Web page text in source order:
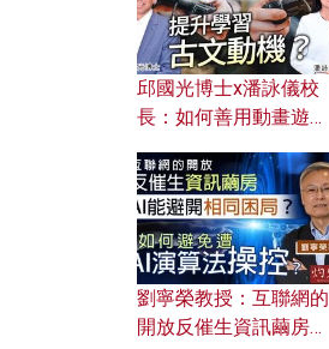
邱國光博士x潘詠儀校
長：如何善用動畫遊戲
劉寧榮教授：互聯網的
開放反催生資訊繭房，